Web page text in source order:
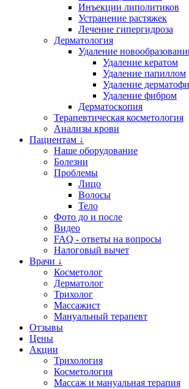
Инъекции липолитиков
Устранение растяжек
Лечение гипергидроза
Дерматология
Удаление
Удаление кератом
Удаление папиллом
Удаление
Удаление фибром
Дерматоскопия
Терапевтическая косметология
Анализы крови
Пациентам ↓
Наше оборудование
Болезни
Проблемы
Лицо
Волосы
Тело
Фото до и после
Видео
FAQ - ответы на вопросы
Налоговый вычет
Врачи ↓
Косметолог
Дерматолог
Трихолог
Массажист
Мануальный терапевт
Отзывы
Цены
Акции
Трихология
Косметология
Массаж и мануальная терапия